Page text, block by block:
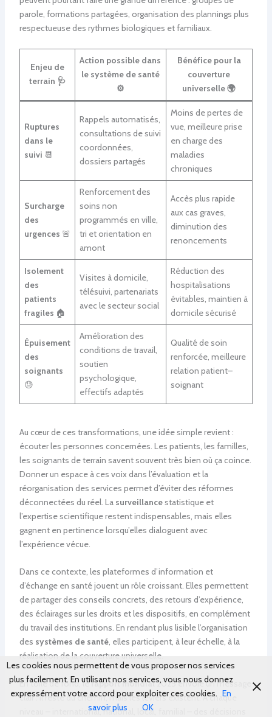
parole, formations partagées, organisation des plannings plus
respectueuse des rythmes biologiques et familiaux.
Enjeu de
terrain 🩺
Action possible dans
le système de santé
⚙️
Bénéfice pour la
couverture
universelle 🌍
Ruptures
dans le
suivi 📆
Rappels automatisés,
consultations de suivi
coordonnées,
dossiers partagés
Moins de pertes de
vue, meilleure prise
en charge des
maladies
chroniques
Surcharge
des
urgences 🚨
Renforcement des
soins non
programmés en ville,
tri et orientation en
amont
Accès plus rapide
aux cas graves,
diminution des
renoncements
Isolement
des
patients
fragiles 🏠
Visites à domicile,
télésuivi, partenariats
avec le secteur social
Réduction des
hospitalisations
évitables, maintien à
domicile sécurisé
Épuisement
des
soignants
😓
Amélioration des
conditions de travail,
soutien
psychologique,
effectifs adaptés
Qualité de soin
renforcée, meilleure
relation patient–
soignant
Au cœur de ces transformations, une idée simple revient :
écouter les personnes concernées. Les patients, les familles,
les soignants de terrain savent souvent très bien où ça coince.
Donner un espace à ces voix dans l’évaluation et la
réorganisation des services permet d’éviter des réformes
déconnectées du réel. La surveillancestatistique et
l’expertise scientifique restent indispensables, mais elles
gagnent en pertinence lorsqu’elles dialoguent avec
l’expérience vécue.
Dans ce contexte, les plateformes d’information et
d’échange en santé jouent un rôle croissant. Elles permettent
de partager des conseils concrets, des retours d’expérience,
des éclairages sur les droits et les dispositifs, en complément
du travail des institutions. En rendant plus lisible l’organisation
des systèmes de santé, elles participent, à leur échelle, à la
réalisation de la couverture universelle.
En toile de fond, lerapport mondial2025 envoie un message
clair : il reste du chemin, mais les leviers existent. À chaque
niveau – international, national, local, familial – des décisions
Les cookies nous permettent de vous proposer nos services
plus facilement. En utilisant nos services, vous nous donnez
expressément votre accord pour exploiter ces cookies. En
savoir plus
OK